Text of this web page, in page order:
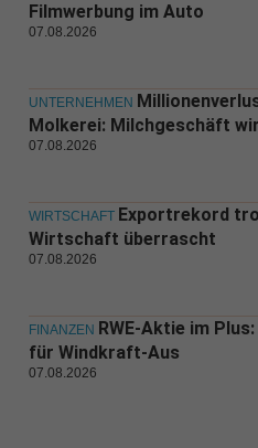
Filmwerbung im Auto
07.08.2026
UNTERNEHMEN
Molkerei: Milchgeschäft
07.08.2026
WIRTSCHAFT Exportrekord
Wirtschaft überrascht
07.08.2026
FINANZEN RWE-Aktie im
für Windkraft-Aus
07.08.2026